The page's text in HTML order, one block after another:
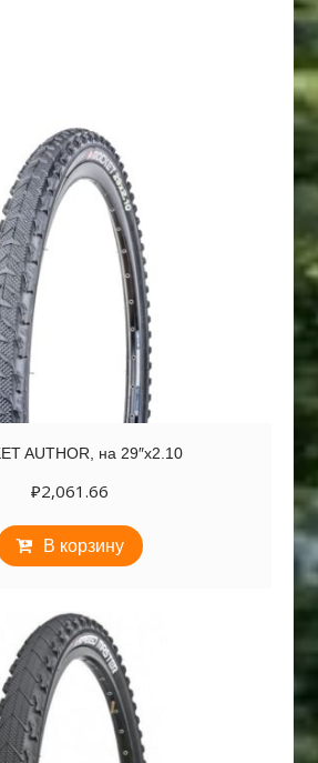
AUTHOR, на 29″х2.10
₽2,061.66
В корзину